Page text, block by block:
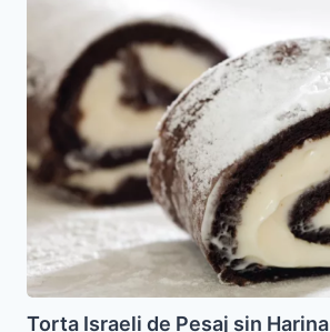
de
Pesaj
sin
Harina
Torta Israeli de Pesaj sin Harina